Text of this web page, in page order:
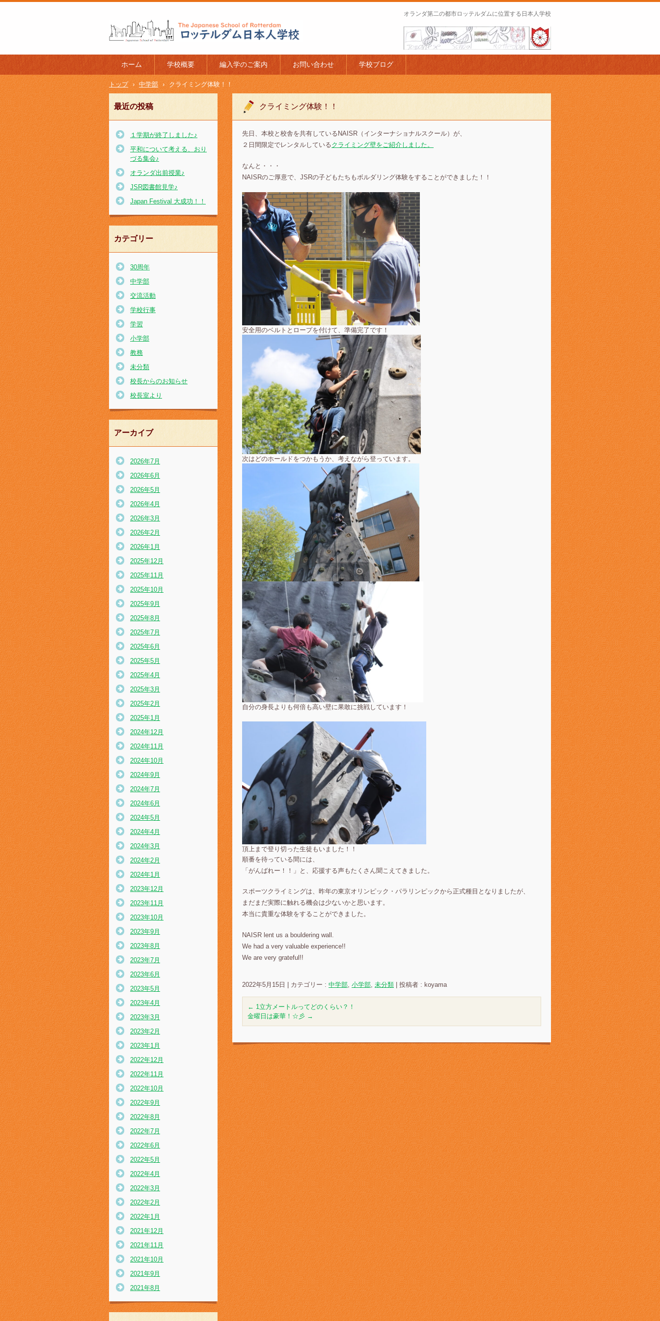
l of Rotterdam
オランダ第二の都市ロッテルダムに位置する日本人学校
ホーム 学校概要 編入学のご案内 お問い合わせ 学校ブログ
トップ › 中学部 › クライミング体験！！
クライミング体験！！
先日、本校と校舎を共有しているNAISR（インターナショナルスクール）が、
２日間限定でレンタルしているクライミング壁をご紹介しました。
なんと・・・
NAISRのご厚意で、JSRの子どもたちもボルダリング体験をすることができました！！
安全用のベルトとロープを付けて、準備完了です！
次はどのホールドをつかもうか、考えながら登っています。
自分の身長よりも何倍も高い壁に果敢に挑戦しています！
頂上まで登り切った生徒もいました！！
順番を待っている間には、
「がんばれー！！」と、応援する声もたくさん聞こえてきました。
スポーツクライミングは、昨年の東京オリンピック・パラリンピックから正式種目となりましたが、
まだまだ実際に触れる機会は少ないかと思います。
本当に貴重な体験をすることができました。
NAISR lent us a bouldering wall.
We had a very valuable experience!!
We are very grateful!!
2022年5月15日 カテゴリー : 中学部, 小学部, 未分類 投稿者 : koyama
← 1立方メートルってどのくらい？！
金曜日は豪華！☆彡 →
最近の投稿
１学期が終了しました♪
平和について考える、おり
づる集会♪
オランダ出前授業♪
JSR図書館見学♪
Japan Festival 大成功！！
カテゴリー
30周年
中学部
交流活動
学校行事
学習
小学部
教務
未分類
校長からのお知らせ
校長室より
アーカイブ
2026年7月
2026年6月
2026年5月
2026年4月
2026年3月
2026年2月
2026年1月
2025年12月
2025年11月
2025年10月
2025年9月
2025年8月
2025年7月
2025年6月
2025年5月
2025年4月
2025年3月
2025年2月
2025年1月
2024年12月
2024年11月
2024年10月
2024年9月
2024年7月
2024年6月
2024年5月
2024年4月
2024年3月
2024年2月
2024年1月
2023年12月
2023年11月
2023年10月
2023年9月
2023年8月
2023年7月
2023年6月
2023年5月
2023年4月
2023年3月
2023年2月
2023年1月
2022年12月
2022年11月
2022年10月
2022年9月
2022年8月
2022年7月
2022年6月
2022年5月
2022年4月
2022年3月
2022年2月
2022年1月
2021年12月
2021年11月
2021年10月
2021年9月
2021年8月